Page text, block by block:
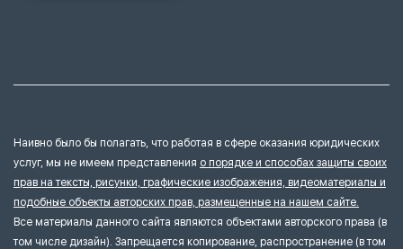
Наивно было бы полагать, что работая в сфере оказания юридических
услуг, мы не имеем представления о порядке и способах защиты своих
прав на тексты, рисунки, графические изображения, видеоматериалы и
подобные объекты авторских прав, размещенные на нашем сайте.
Все материалы данного сайта являются объектами авторского права (в
том числе дизайн). Запрещается копирование, распространение (в том